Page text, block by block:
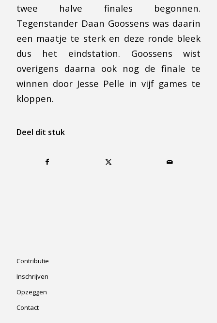
twee halve finales begonnen.
Tegenstander Daan Goossens was daarin
een maatje te sterk en deze ronde bleek
dus het eindstation. Goossens wist
overigens daarna ook nog de finale te
winnen door Jesse Pelle in vijf games te
kloppen.
Deel dit stuk
Contributie
Inschrijven
Opzeggen
Contact